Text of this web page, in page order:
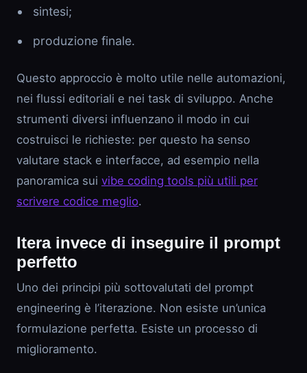
sintesi;
produzione finale.
Questo approccio è molto utile nelle automazioni,
nei flussi editoriali e nei task di sviluppo. Anche
strumenti diversi influenzano il modo in cui
costruisci le richieste: per questo ha senso
valutare stack e interfacce, ad esempio nella
panoramica sui vibe coding tools più utili per
scrivere codice meglio.
Itera invece di inseguire il prompt
perfetto
Uno dei principi più sottovalutati del prompt
engineering è l’iterazione. Non esiste un’unica
formulazione perfetta. Esiste un processo di
miglioramento.